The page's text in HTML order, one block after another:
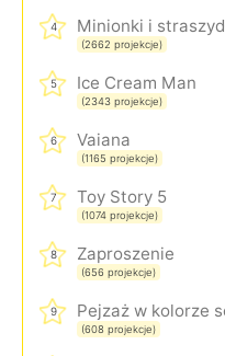
4 Minionki i
(2662 projekcje)
5 Ice Cream Man
(2343 projekcje)
6 Vaiana
(1165 projekcje)
7 Toy Story 5
(1074 projekcje)
8 Zaproszenie
(656 projekcje)
9 Pejzaż w kolorze
(608 projekcje)